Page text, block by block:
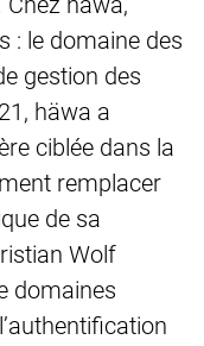
: le domaine des
gestion des
häwa a
ciblée dans la
remplacer
de sa
Wolf
domaines